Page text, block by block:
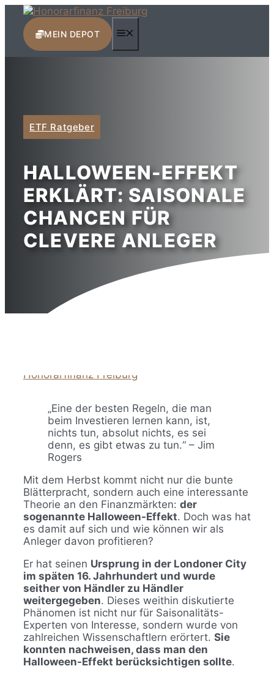
Zum
Inhalt
springenMEIN DEPOT
ETF Ratgeber
HALLOWEEN-EFFEKT
ERKLÄRT: SAISONALE
CHANCEN FÜR
CLEVERE ANLEGER
Honorarfinanz Freiburg
„Eine der besten Regeln, die man
beim Investieren lernen kann, ist,
nichts tun, absolut nichts, es sei
denn, es gibt etwas zu tun.“ – Jim
Rogers
Mit dem Herbst kommt nicht nur die bunte
Blätterpracht, sondern auch eine interessante
Theorie an den Finanzmärkten: der
sogenannte Halloween-Effekt. Doch was hat
es damit auf sich und wie können wir als
Anleger davon profitieren?
Er hat seinen Ursprung in der Londoner City
im späten 16. Jahrhundert und wurde
seither von Händler zu Händler
weitergegeben. Dieses weithin diskutierte
Phänomen ist nicht nur für Saisonalitäts-
Experten von Interesse, sondern wurde von
zahlreichen Wissenschaftlern erörtert. Sie
konnten nachweisen, dass man den
Halloween-Effekt berücksichtigen sollte.